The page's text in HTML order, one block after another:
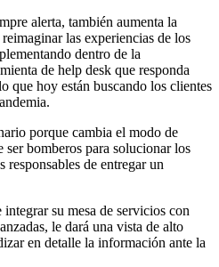
alerta, también aumenta la
las experiencias de los
dentro de la
de help desk que responda
que hoy están buscando los clientes
porque cambia el modo de
bomberos para solucionar los
responsables de entregar un
su mesa de servicios con
le dará una vista de alto
en detalle la información ante la